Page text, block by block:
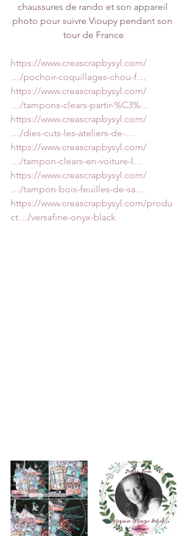
chaussures de rando et son appareil
photo pour suivre Vioupy pendant son
tour de France
https://www.creascrapbysyl.com/
…/pochoir-coquillages-chou-f…
https://www.creascrapbysyl.com/
…/tampons-clears-partir-%C3%…
https://www.creascrapbysyl.com/
…/dies-cuts-les-ateliers-de-…
https://www.creascrapbysyl.com/
…/tampon-clears-en-voiture-l…
https://www.creascrapbysyl.com/
…/tampon-bois-feuilles-de-sa…
https://www.creascrapbysyl.com/produ
ct…/versafine-onyx-black